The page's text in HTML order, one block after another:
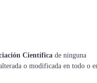
Científica de ninguna
o modificada en todo o